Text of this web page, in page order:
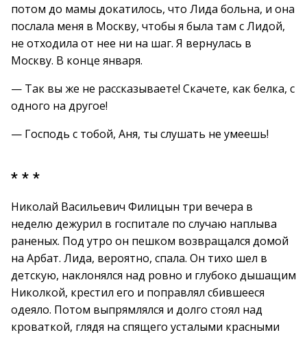
потом до мамы докатилось, что Лида больна, и она
послала меня в Москву, чтобы я была там с Лидой,
не отходила от нее ни на шаг. Я вернулась в
Москву. В конце января.
— Так вы же не рассказываете! Скачете, как белка, с
одного на другое!
— Господь с тобой, Аня, ты слушать не умеешь!
* * *
Николай Васильевич Филицын три вечера в
неделю дежурил в госпитале по случаю наплыва
раненых. Под утро он пешком возвращался домой
на Арбат. Лида, вероятно, спала. Он тихо шел в
детскую, наклонялся над ровно и глубоко дышащим
Николкой, крестил его и поправлял сбившееся
одеяло. Потом выпрямлялся и долго стоял над
кроваткой, глядя на спящего усталыми красными